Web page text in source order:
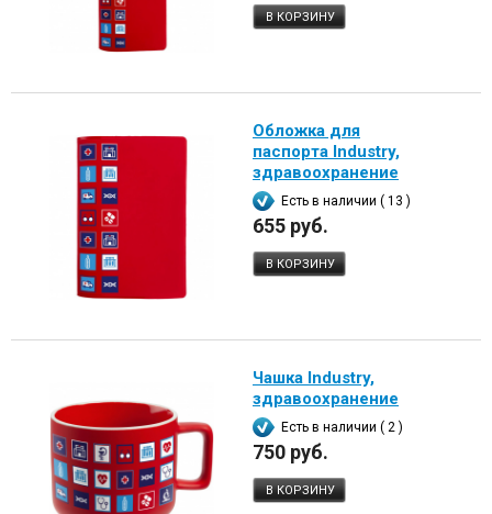
В КОРЗИНУ
Обложка для
паспорта Industry,
здравоохранение
Есть в наличии ( 13 )
655 руб.
В КОРЗИНУ
Чашка Industry,
здравоохранение
Есть в наличии ( 2 )
750 руб.
В КОРЗИНУ